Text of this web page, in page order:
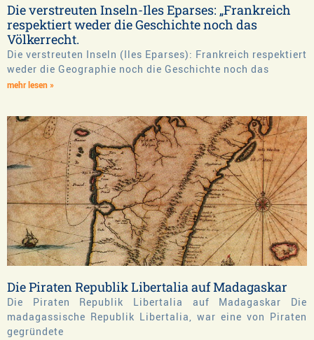
Die verstreuten Inseln-Iles Eparses: „Frankreich
respektiert weder die Geschichte noch das
Völkerrecht.
Die verstreuten Inseln (Iles Eparses): Frankreich respektiert
weder die Geographie noch die Geschichte noch das
mehr lesen »
Die Piraten Republik Libertalia auf Madagaskar
Die Piraten Republik Libertalia auf Madagaskar Die
madagassische Republik Libertalia, war eine von Piraten
gegründete